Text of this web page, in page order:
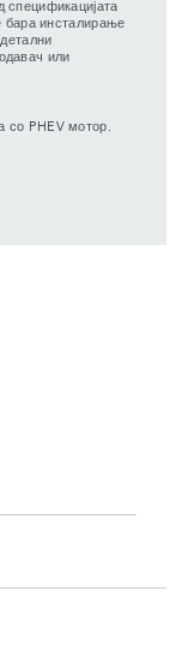
спецификацијата
бара инсталирање
или
со PHEV мотор.